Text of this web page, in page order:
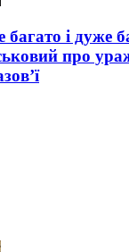
і дуже
про